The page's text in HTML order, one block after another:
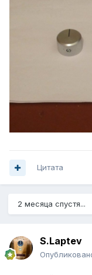
Цитата
2 месяца спустя...
S.Laptev